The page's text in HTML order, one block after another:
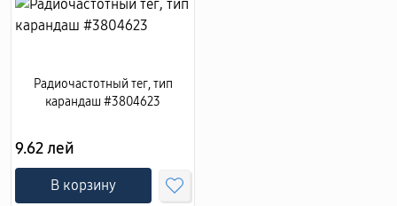
Радиочастотный тег, тип
карандаш #3804623
9.62 лей
В корзину